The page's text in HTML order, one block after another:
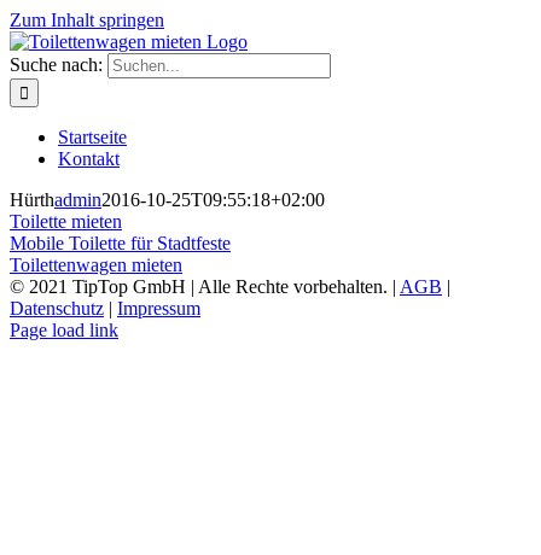
Zum Inhalt springen
Suche nach:
Startseite
Kontakt
Hürthadmin2016-10-25T09:55:18+02:00
Toilette mieten
Mobile Toilette für Stadtfeste
Toilettenwagen mieten
© 2021 TipTop GmbH | Alle Rechte vorbehalten. | AGB |
Datenschutz | Impressum
Page load link